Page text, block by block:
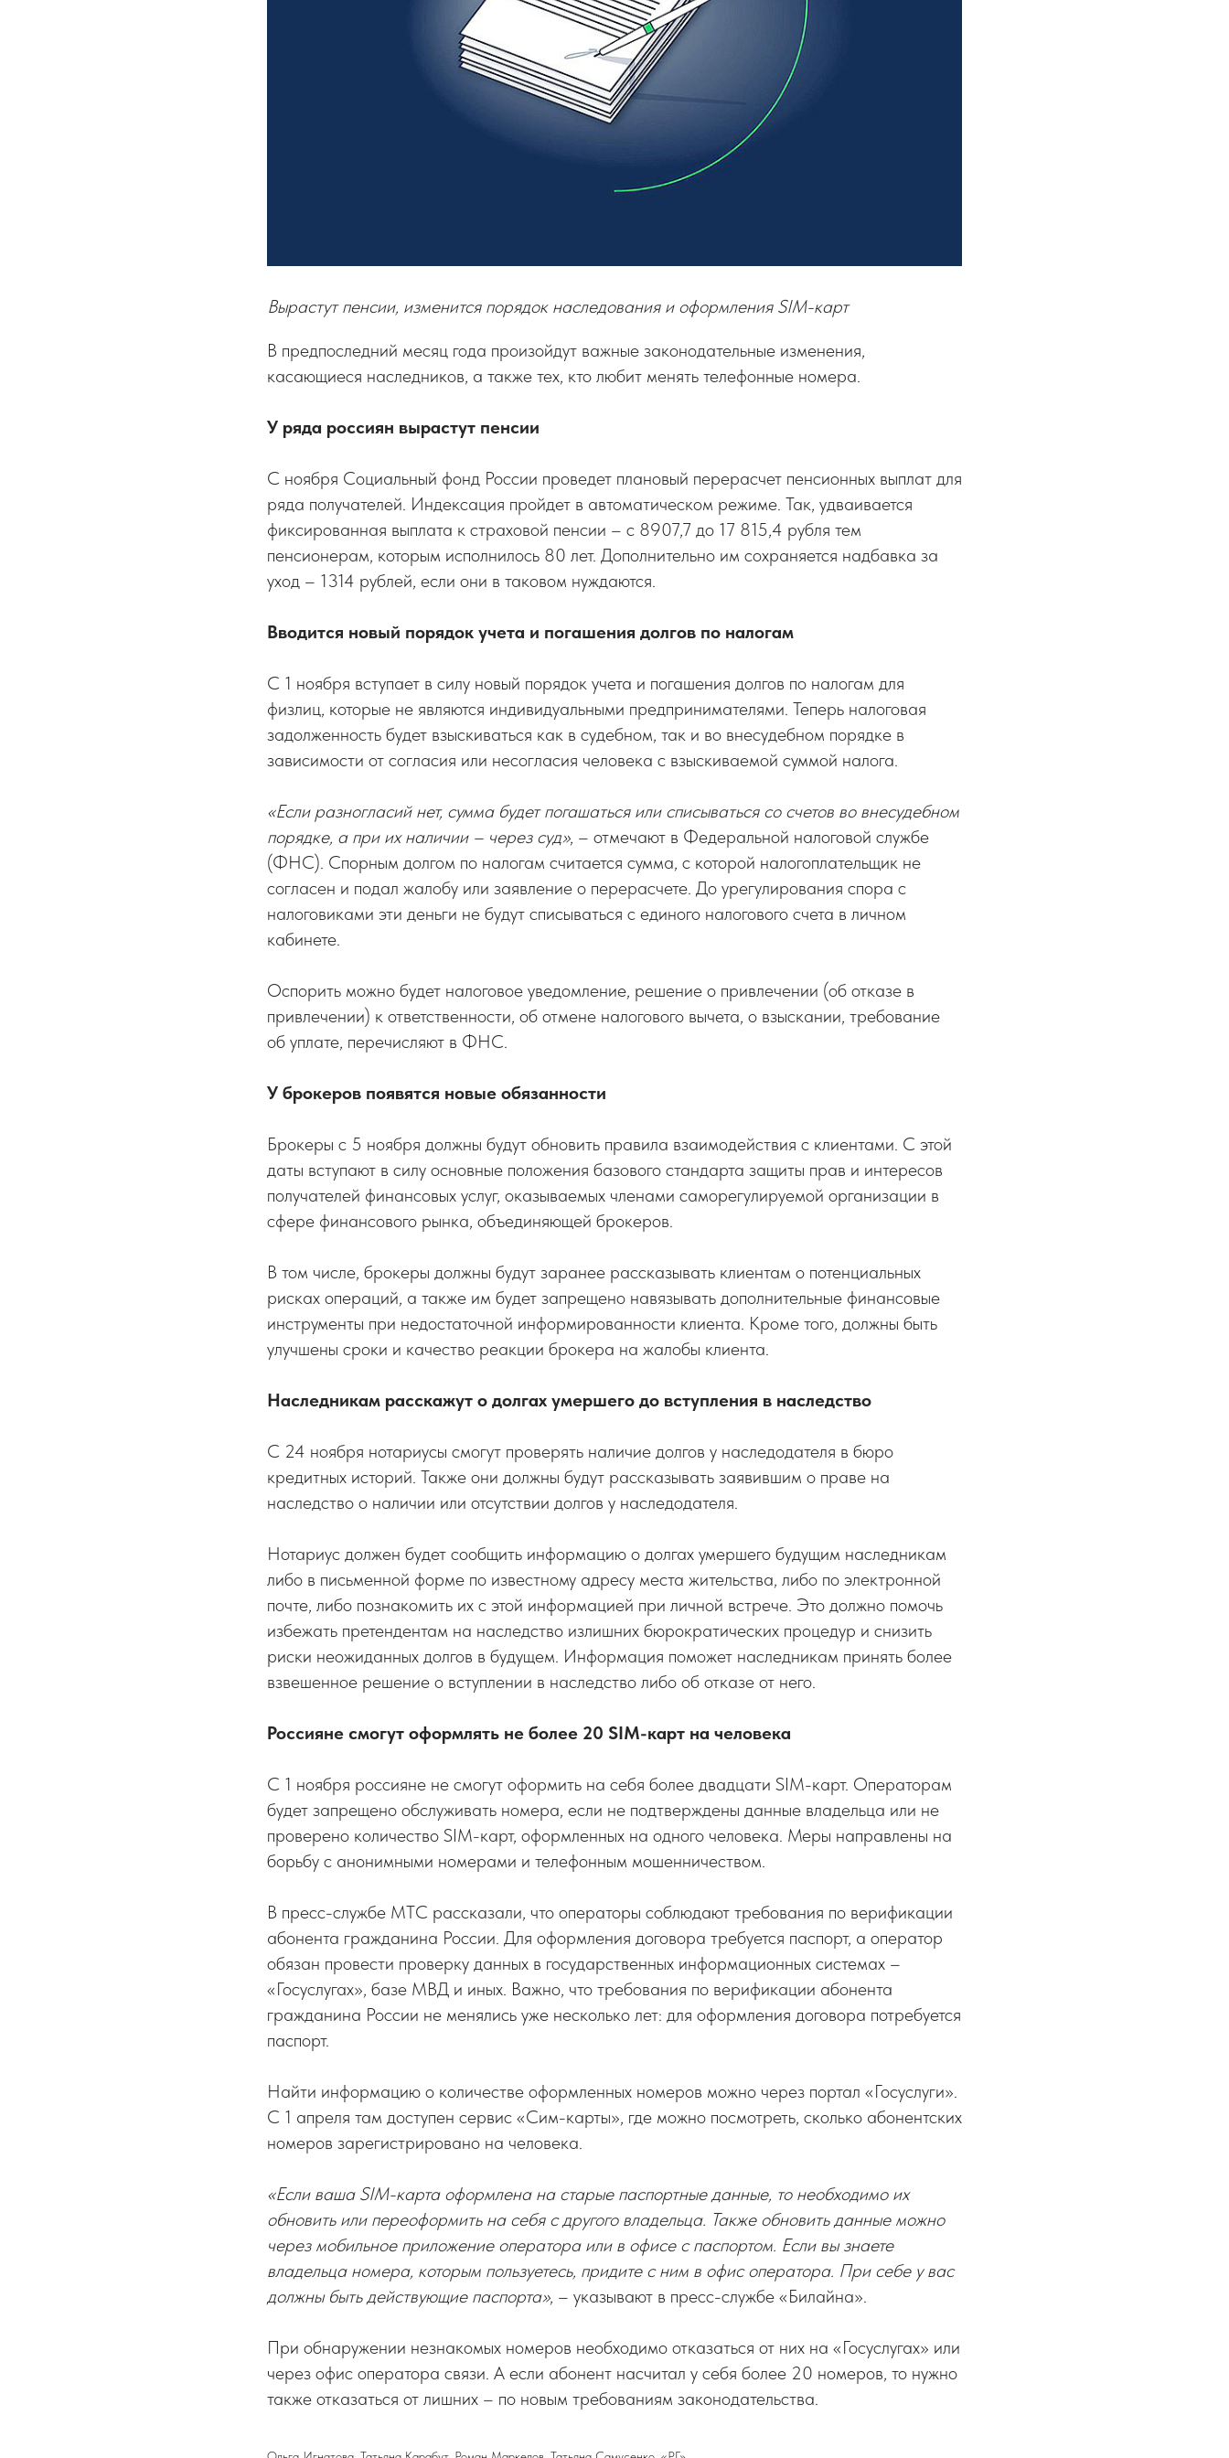
Вырастут пенсии, изменится порядок наследования и оформления SIM-карт
В предпоследний месяц года произойдут важные законодательные изменения,
касающиеся наследников, а также тех, кто любит менять телефонные номера.
У ряда россиян вырастут пенсии
С ноября Социальный фонд России проведет плановый перерасчет пенсионных выплат для
ряда получателей. Индексация пройдет в автоматическом режиме. Так, удваивается
фиксированная выплата к страховой пенсии – c 8907,7 до 17 815,4 рубля тем
пенсионерам, которым исполнилось 80 лет. Дополнительно им сохраняется надбавка за
уход – 1314 рублей, если они в таковом нуждаются.
Вводится новый порядок учета и погашения долгов по налогам
С 1 ноября вступает в силу новый порядок учета и погашения долгов по налогам для
физлиц, которые не являются индивидуальными предпринимателями. Теперь налоговая
задолженность будет взыскиваться как в судебном, так и во внесудебном порядке в
зависимости от согласия или несогласия человека с взыскиваемой суммой налога.
«Если разногласий нет, сумма будет погашаться или списываться со счетов во внесудебном
порядке, а при их наличии – через суд», – отмечают в Федеральной налоговой службе
(ФНС). Спорным долгом по налогам считается сумма, с которой налогоплательщик не
согласен и подал жалобу или заявление о перерасчете. До урегулирования спора с
налоговиками эти деньги не будут списываться с единого налогового счета в личном
кабинете.
Оспорить можно будет налоговое уведомление, решение о привлечении (об отказе в
привлечении) к ответственности, об отмене налогового вычета, о взыскании, требование
об уплате, перечисляют в ФНС.
У брокеров появятся новые обязанности
Брокеры с 5 ноября должны будут обновить правила взаимодействия с клиентами. С этой
даты вступают в силу основные положения базового стандарта защиты прав и интересов
получателей финансовых услуг, оказываемых членами саморегулируемой организации в
сфере финансового рынка, объединяющей брокеров.
В том числе, брокеры должны будут заранее рассказывать клиентам о потенциальных
рисках операций, а также им будет запрещено навязывать дополнительные финансовые
инструменты при недостаточной информированности клиента. Кроме того, должны быть
улучшены сроки и качество реакции брокера на жалобы клиента.
Наследникам расскажут о долгах умершего до вступления в наследство
С 24 ноября нотариусы смогут проверять наличие долгов у наследодателя в бюро
кредитных историй. Также они должны будут рассказывать заявившим о праве на
наследство о наличии или отсутствии долгов у наследодателя.
Нотариус должен будет сообщить информацию о долгах умершего будущим наследникам
либо в письменной форме по известному адресу места жительства, либо по электронной
почте, либо познакомить их с этой информацией при личной встрече. Это должно помочь
избежать претендентам на наследство излишних бюрократических процедур и снизить
риски неожиданных долгов в будущем. Информация поможет наследникам принять более
взвешенное решение о вступлении в наследство либо об отказе от него.
Россияне смогут оформлять не более 20 SIM-карт на человека
С 1 ноября россияне не смогут оформить на себя более двадцати SIM-карт. Операторам
будет запрещено обслуживать номера, если не подтверждены данные владельца или не
проверено количество SIM-карт, оформленных на одного человека. Меры направлены на
борьбу с анонимными номерами и телефонным мошенничеством.
В пресс-службе МТС рассказали, что операторы соблюдают требования по верификации
абонента гражданина России. Для оформления договора требуется паспорт, а оператор
обязан провести проверку данных в государственных информационных системах –
«Госуслугах», базе МВД и иных. Важно, что требования по верификации абонента
гражданина России не менялись уже несколько лет: для оформления договора потребуется
паспорт.
Найти информацию о количестве оформленных номеров можно через портал «Госуслуги».
С 1 апреля там доступен сервис «Сим-карты», где можно посмотреть, сколько абонентских
номеров зарегистрировано на человека.
«Если ваша SIM-карта оформлена на старые паспортные данные, то необходимо их
обновить или переоформить на себя с другого владельца. Также обновить данные можно
через мобильное приложение оператора или в офисе с паспортом. Если вы знаете
владельца номера, которым пользуетесь, придите с ним в офис оператора. При себе у вас
должны быть действующие паспорта», – указывают в пресс-службе «Билайна».
При обнаружении незнакомых номеров необходимо отказаться от них на «Госуслугах» или
через офис оператора связи. А если абонент насчитал у себя более 20 номеров, то нужно
также отказаться от лишних – по новым требованиям законодательства.